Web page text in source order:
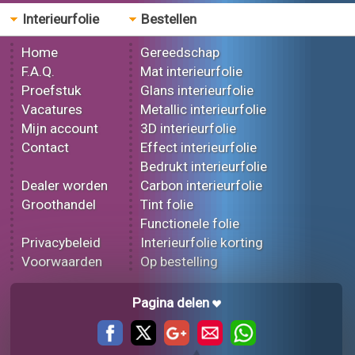
Interieurfolie
Home
F.A.Q.
Proefstuk
Vacatures
Mijn account
Contact
Dealer worden
Groothandel
Privacybeleid
Voorwaarden
Bestellen
Gereedschap
Mat interieurfolie
Glans interieurfolie
Metallic interieurfolie
3D interieurfolie
Effect interieurfolie
Bedrukt interieurfolie
Carbon interieurfolie
Tint folie
Functionele folie
Interieurfolie korting
Op bestelling
Pagina delen